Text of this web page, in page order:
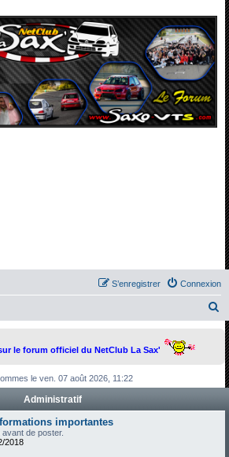
Connexion
S’enregistrer
le forum officiel du NetClub La Sax'
le ven. 07 août 2026, 11:22
Administratif
importantes
de poster.
2018